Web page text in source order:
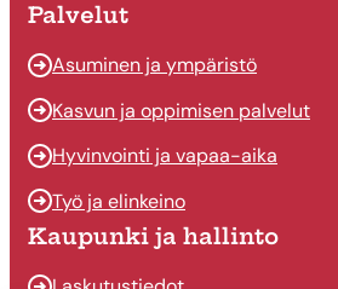
Palvelut
Asuminen ja ympäristö
Kasvun ja oppimisen palvelut
Hyvinvointi ja vapaa-aika
Työ ja elinkeino
Kaupunki ja hallinto